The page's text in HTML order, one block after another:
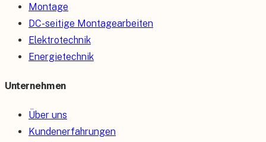
Montage
DC-seitige Montagearbeiten
Elektrotechnik
Energietechnik
Unternehmen
Über uns
Kundenerfahrungen